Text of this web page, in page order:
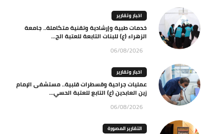
اخبار وتقارير
خدمات طبية وإرشادية وتقنية متكاملة.. جامعة
الزهراء (ع) للبنات التابعة للعتبة الح...
06/08/2026
اخبار وتقارير
عمليات جراحية وقسطرات قلبية.. مستشفى الإمام
زين العابدين (ع) التابع للعتبة الحسي...
06/08/2026
التقارير المصورة